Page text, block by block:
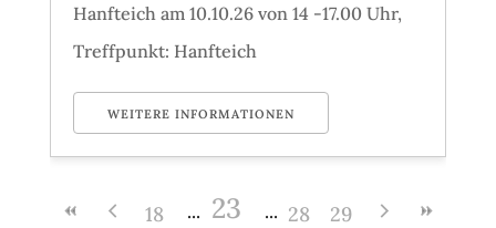
Hanfteich am 10.10.26 von 14 -17.00 Uhr,
Treffpunkt: Hanfteich
WEITERE INFORMATIONEN
18 23 28 29